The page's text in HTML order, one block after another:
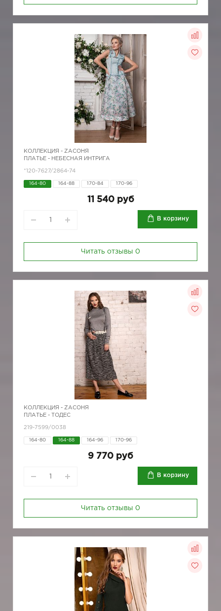
КОЛЛЕКЦИЯ - ZAСОНЯ
ПЛАТЬЕ - НЕБЕСНАЯ ИНТРИГА
*120-7627/2864-74
164-80 164-88 170-84 170-96
11 540 руб
В корзину
Читать отзывы 0
КОЛЛЕКЦИЯ - ZAСОНЯ
ПЛАТЬЕ - ТОДЕС
219-7599/0038
164-80 164-88 164-96 170-96
9 770 руб
В корзину
Читать отзывы 0